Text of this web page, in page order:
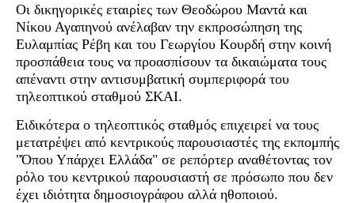
Οι δικηγορικές εταιρίες των Θεοδώρου Μαντά και
Νίκου Αγαπηνού ανέλαβαν την εκπροσώπηση της
Ευλαμπίας Ρέβη και του Γεωργίου Κουρδή στην κοινή
προσπάθεια τους να προασπίσουν τα δικαιώματα τους
απέναντι στην αντισυμβατική συμπεριφορά του
τηλεοπτικού σταθμού ΣΚΑΙ.
Ειδικότερα ο τηλεοπτικός σταθμός επιχειρεί να τους
μετατρέψει από κεντρικούς παρουσιαστές της εκπομπής
"Όπου Υπάρχει Ελλάδα" σε ρεπόρτερ αναθέτοντας τον
ρόλο του κεντρικού παρουσιαστή σε πρόσωπο που δεν
έχει ιδιότητα δημοσιογράφου αλλά ηθοποιού.